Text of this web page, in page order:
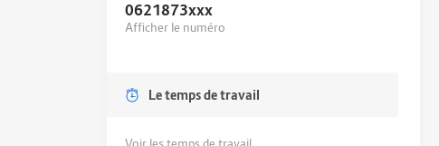
0621873xxx
Afficher le numéro
Le temps de travail